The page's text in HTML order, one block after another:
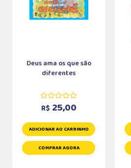
Deus ama os que são
diferentes
R$ 25,00
ADICIONAR AO CARRINHO
COMPRAR AGORA